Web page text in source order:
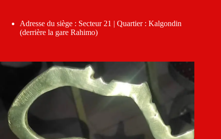
Adresse du siège : Secteur 21 | Quartier : Kalgondin
(derrière la gare Rahimo)